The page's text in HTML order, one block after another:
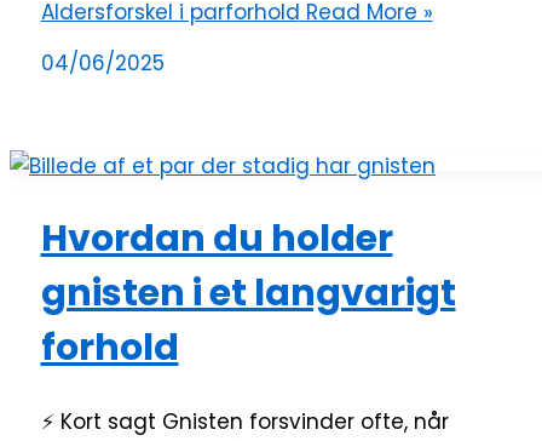
Aldersforskel i parforhold Read More »
04/06/2025
Hvordan du holder
gnisten i et langvarigt
forhold
⚡ Kort sagt Gnisten forsvinder ofte, når